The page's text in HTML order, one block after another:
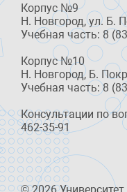
Корпус №9
Н. Новгород, ул. Б.
Учебная часть: 8
Корпус №10
Н. Новгород, Б.
Учебная часть: 8
Консультации по
462-35-91
© 2026